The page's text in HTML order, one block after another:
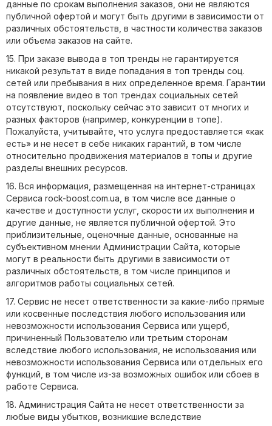
данные по срокам выполнения заказов, они не являются
публичной офертой и могут быть другими в зависимости от
различных обстоятельств, в частности количества заказов
или объема заказов на сайте.
15. При заказе вывода в топ тренды не гарантируется
никакой результат в виде попадания в топ тренды соц.
сетей или пребывания в них определенное время. Гарантии
на появление видео в топ трендах социальных сетей
отсутствуют, поскольку сейчас это зависит от многих и
разных факторов (например, конкуренции в топе).
Пожалуйста, учитывайте, что услуга предоставляется «как
есть» и не несет в себе никаких гарантий, в том числе
относительно продвижения материалов в топы и другие
разделы внешних ресурсов.
16. Вся информация, размещенная на интернет-страницах
Сервиса rock-boost.com.ua, в том числе все данные о
качестве и доступности услуг, скорости их выполнения и
другие данные, не является публичной офертой. Это
приблизительные, оценочные данные, основанные на
субъективном мнении Администрации Сайта, которые
могут в реальности быть другими в зависимости от
различных обстоятельств, в том числе принципов и
алгоритмов работы социальных сетей.
17. Сервис не несет ответственности за какие-либо прямые
или косвенные последствия любого использования или
невозможности использования Сервиса или ущерб,
причиненный Пользователю или третьим сторонам
вследствие любого использования, не использования или
невозможности использования Сервиса или отдельных его
функций, в том числе из-за возможных ошибок или сбоев в
работе Сервиса.
18. Администрация Сайта не несет ответственности за
любые виды убытков, возникшие вследствие